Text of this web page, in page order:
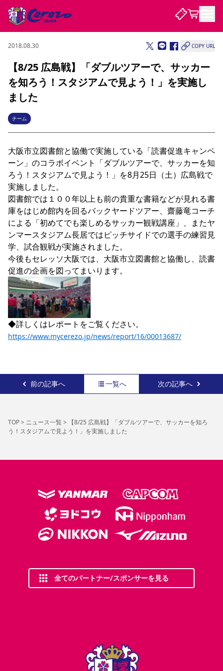
試合・チーム
試合について
試合日程 / 結果
チームについて
アカデミー
ハナサカプレーヤー
観戦する
チケット
チケット情報 販売スケジュール 価格・席種 購入方法
特定興行入場券 譲渡サービス リセールサービス
観戦ガイド
初めて観戦ガイド
観戦マナー&ルール ビジターサポーター観戦ガイド 公式アプリ
スタジアム
YANMAR HANASAKA STADIUM
DAZNで観戦
DAZNで観戦
アウェイツアー
アウェイツアー
よくある質問
よくある質問
クラブを知る
セレッソ大阪について
クラブ紹介 沿革 シーズン記録 求人情報
サポートする
パートナー企業募集中 セレッソ大阪VISAカード
サポートスタッフ
セレッソアイデアちょうだいな 応援商店街
Lise（ライセンスビジネス）
サステナビリティ
サステナビリティポリシー SDGsのゴール インパクトレポート
活動レポート SPORT POSITIVE LEAGUES 取り組み実績
スポーツクラブ
スポーツクラブ
関連団体/施設
長居公園 セレッソフットサルパーク セレッソフットサルパーク長居
ファンクラブ
ファンクラブ
SAKURA SOCIO SAKURA POINT Program 招待券引換方法 先行入場
まいセレチケット
会員規定 婚姻届・出生届・命名書
ニュース
ニュース
すべて チーム グッズ チケット イベント
ファンクラブ
ホームタウン パートナー スポーツクラブ
レディース
アカデミー
2018.08.30 COPY URL
【8/25 広島戦】「ダブルツアーで、サッカー
を知ろう！スタジアムで見よう！」を実施し
ました
チーム
大阪市立図書館と協働で実施している「読書促進キャンペ
ーン」のコラボイベント「ダブルツアーで、サッカーを知
ろう！スタジアムで見よう！」を8月25日（土）広島戦で
実施しました。
図書館では１００年以上も前の貴重な書籍などが見れる書
庫をはじめ館内を回るバックヤードツアー、齋藤竜コーチ
による「初めてでも楽しめるサッカー観戦講座」、またヤ
ンマースタジアム長居ではピッチサイドでの選手の練習見
学、試合観戦が実施されました。
今後もセレッソ大阪では、大阪市立図書館と協働し、読書
https://www.mycerezo.jp/news/report/16/00013687/
前の記事へ 一覧へ 次の記事へ
TOP> ニュース一覧>
【8/25 広島戦】「ダブルツアーで、サッカーを知ろ
う！スタジアムで見よう！」を実施しました
全てのパートナー/スポンサーを見る